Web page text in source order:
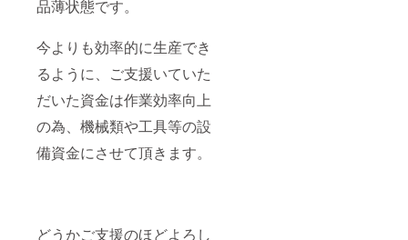
品薄状態です。
今よりも効率的に生産でき
るように、ご支援いていた
だいた資金は作業効率向上
の為、機械類や工具等の設
備資金にさせて頂きます。
どうかご支援のほどよろし